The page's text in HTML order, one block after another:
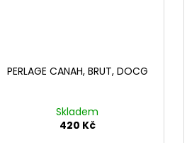
PERLAGE CANAH, BRUT, DOCG
Skladem
420 Kč